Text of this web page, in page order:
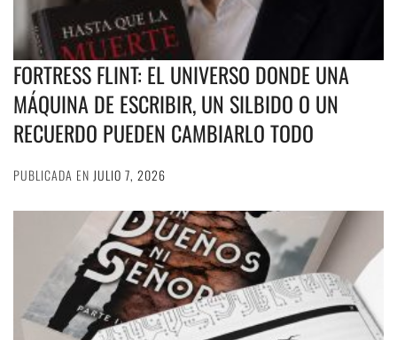
FORTRESS FLINT: EL UNIVERSO DONDE UNA
MÁQUINA DE ESCRIBIR, UN SILBIDO O UN
RECUERDO PUEDEN CAMBIARLO TODO
PUBLICADA EN JULIO 7, 2026